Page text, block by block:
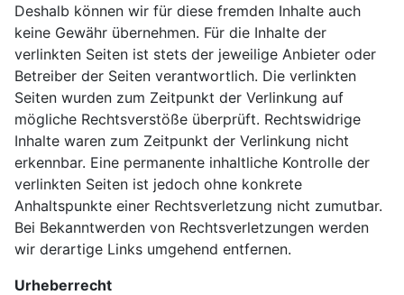
Deshalb können wir für diese fremden Inhalte auch
keine Gewähr übernehmen. Für die Inhalte der
verlinkten Seiten ist stets der jeweilige Anbieter oder
Betreiber der Seiten verantwortlich. Die verlinkten
Seiten wurden zum Zeitpunkt der Verlinkung auf
mögliche Rechtsverstöße überprüft. Rechtswidrige
Inhalte waren zum Zeitpunkt der Verlinkung nicht
erkennbar. Eine permanente inhaltliche Kontrolle der
verlinkten Seiten ist jedoch ohne konkrete
Anhaltspunkte einer Rechtsverletzung nicht zumutbar.
Bei Bekanntwerden von Rechtsverletzungen werden
wir derartige Links umgehend entfernen.
Urheberrecht